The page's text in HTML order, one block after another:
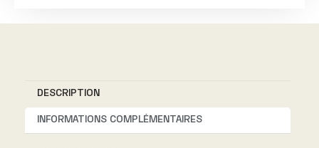
a
t
DESCRIPTION
INFORMATIONS COMPLÉMENTAIRES